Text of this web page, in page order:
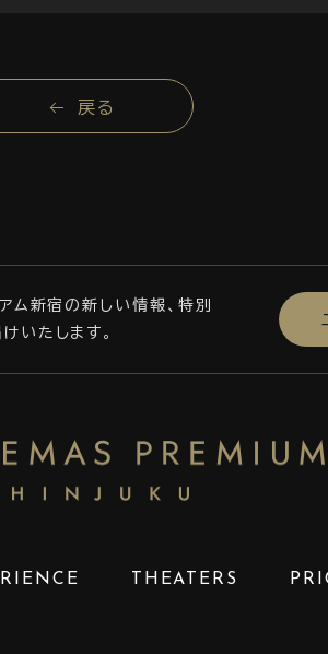
戻る
ム新宿の新しい情報、特別
いたします。
THEATERS